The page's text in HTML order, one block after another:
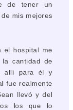
de tener un
mis mejores
el hospital me
la cantidad de
allí para él y
fue realmente
llevó y del
los que lo